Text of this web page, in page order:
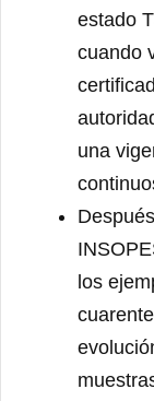
estado
cuando
una
los